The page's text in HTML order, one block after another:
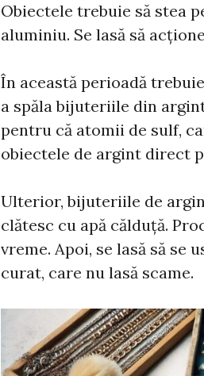
Obiectele trebuie să stea
aluminiu. Se lasă să
În această perioadă
a spăla bijuteriile din
pentru că atomii de sulf,
obiectele de argint direct
Ulterior, bijuteriile de
clătesc cu apă călduţă.
vreme. Apoi, se lasă să se
curat, care nu lasă scame.